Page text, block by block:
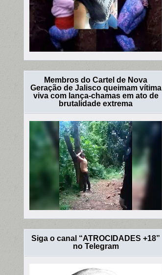
Membros do Cartel de Nova
Geração de Jalisco queimam vítima
viva com lança-chamas em ato de
brutalidade extrema
Siga o canal “ATROCIDADES +18”
no Telegram